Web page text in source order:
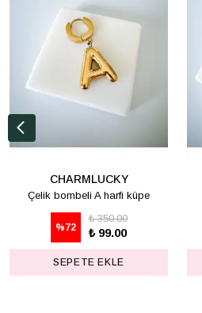
CHARMLUCKY
Çelik bombeli A harfi küpe
%72
₺ 350.00
₺ 99.00
SEPETE EKLE